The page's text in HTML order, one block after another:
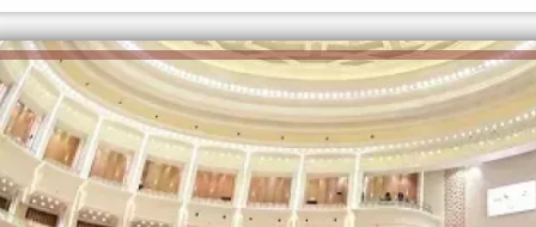
إلهام شرشر تكتب: دي مبقتش كورة..
دي سياسة
الكاتبة إلهام شرشر تهنئ الرئيس
السيسي بعيد ميلاده وتُشيد بجهوده
في بناء الدولة